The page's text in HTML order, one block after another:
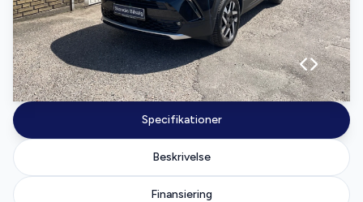
Specifikationer
Beskrivelse
Finansiering